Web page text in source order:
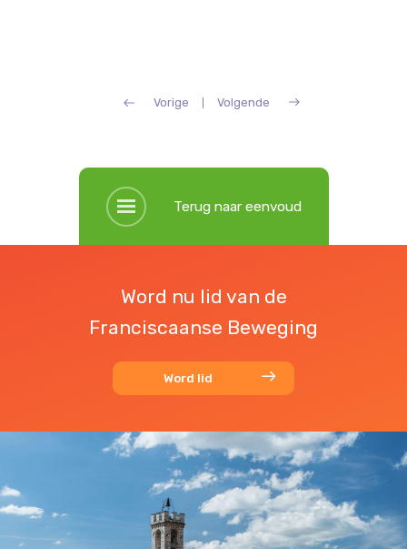
Vorige Volgende
Terug naar eenvoud
Word nu lid van de
Franciscaanse Beweging
Word lid